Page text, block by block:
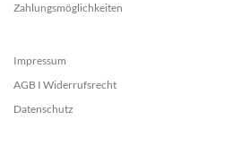
Zahlungsmöglichkeiten
Impressum
AGB I Widerrufsrecht
Datenschutz